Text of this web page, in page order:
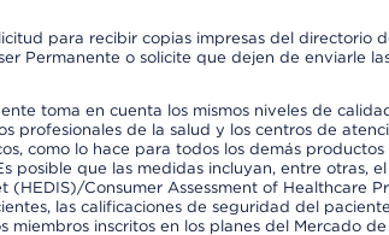
para recibir copias impresas del directorio
Permanente o solicite que dejen de enviarle
toma en cuenta los mismos niveles de
profesionales de la salud y los centros de
como lo hace para todos los demás
posible que las medidas incluyan, entre otras,
(HEDIS)/Consumer Assessment of Healthcare
las calificaciones de seguridad del
miembros inscritos en los planes del Mercado